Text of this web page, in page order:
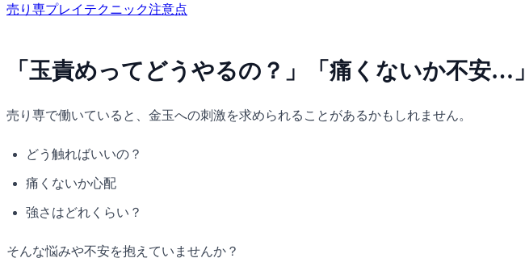
売り専プレイ テクニック注意点
「玉責めってどうやるの？」「痛くないか不安…」
売り専で働いていると、金玉への刺激を求められることがあるかもしれません。
どう触ればいいの？
痛くないか心配
強さはどれくらい？
そんな悩みや不安を抱えていませんか？